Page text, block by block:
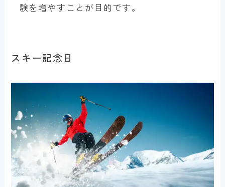
験を増やすことが目的です。
スキー記念日